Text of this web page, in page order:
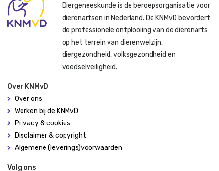
Diergeneeskunde is de beroepsorganisatie voor
dierenartsen in Nederland. De KNMvD bevordert
de professionele ontplooiing van de dierenarts
op het terrein van dierenwelzijn,
diergezondheid, volksgezondheid en
voedselveiligheid.
Over KNMvD
Over ons
Werken bij de KNMvD
Privacy & cookies
Disclaimer & copyright
Algemene (leverings)voorwaarden
Volg ons